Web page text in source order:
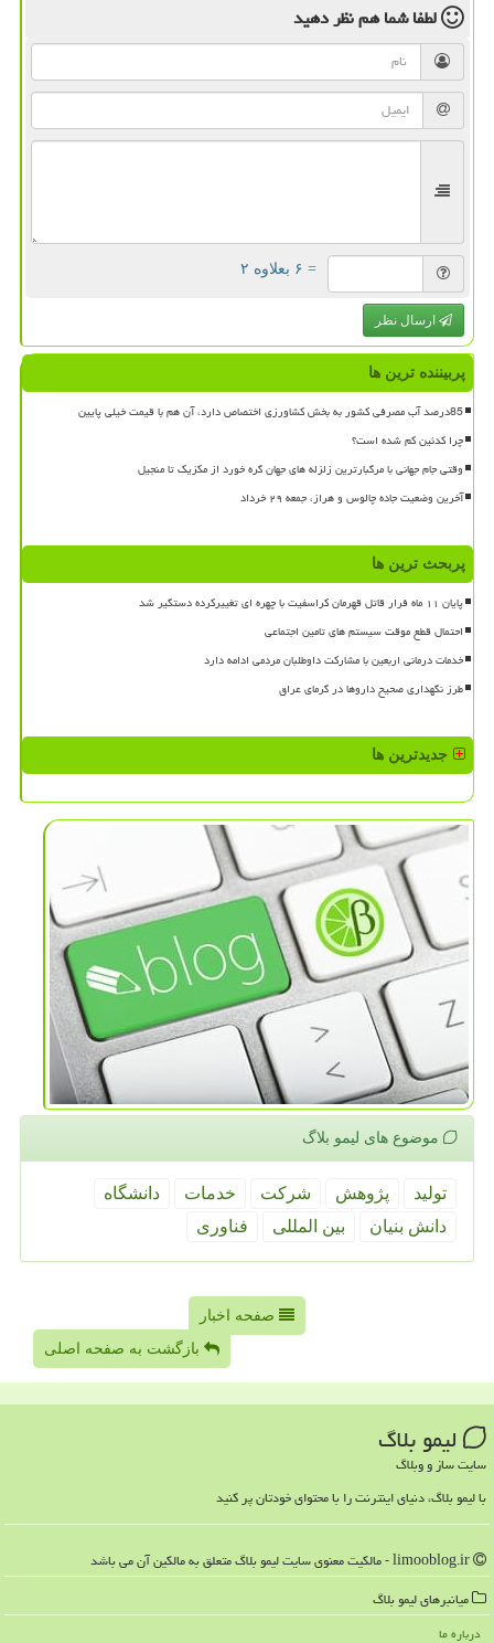
لطفا شما همنظر دهید
= ۶ بعلاوه ۲
ارسال نظر
پربیننده ترین ها
85درصد آب مصرفی کشور به بخش کشاورزی اختصاص دارد، آن هم با قیمت خیلی پایین
چرا کدئین کم شده است؟
وقتی جام جهانی با مرگبارترین زلزله های جهان گره خورد از مکزیک تا منجیل
آخرین وضعیت جاده چالوس و هراز، جمعه ۲۹ خرداد
پربحث ترین ها
پایان ۱۱ ماه فرار قاتل قهرمان کراسفیت با چهره ای تغییرکرده دستگیر شد
احتمال قطع موقت سیستم های تامین اجتماعی
خدمات درمانی اربعین با مشارکت داوطلبان مردمی ادامه دارد
طرز نگهداری صحیح داروها در گرمای عراق
جدیدترین ها
موضوع های لیمو بلاگ
تولید پژوهش شركت خدمات
دانشگاه
دانش بنیان
بین المللی فناوری
صفحه اخبار
بازگشت به صفحه اصلی
لیمو بلاگ
سایت ساز و وبلاگ
با لیمو بلاگ، دنیای اینترنت را با محتوای خودتان پر کنید
میانبرهای لیمو بلاگ
درباره ما